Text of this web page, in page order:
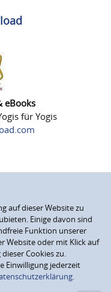
eBooks
für Yogis
auf dieser Website zu
Einige davon sind
Funktion unserer
Website oder mit Klick auf
Cookies zu.
Einwilligung jederzeit